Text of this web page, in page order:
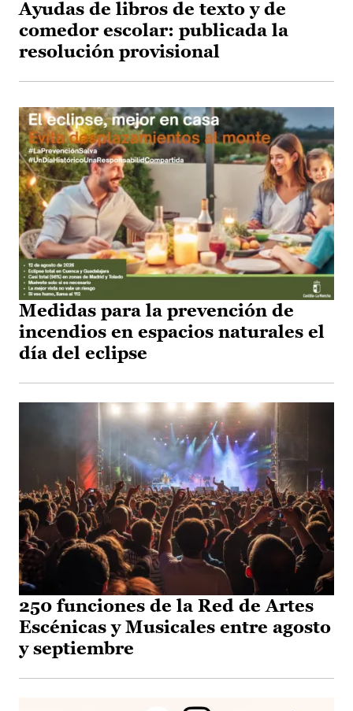
Ayudas de libros de texto y de
comedor escolar: publicada la
resolución provisional
Medidas para la prevención de
incendios en espacios naturales el
día del eclipse
250 funciones de la Red de Artes
Escénicas y Musicales entre agosto
y septiembre